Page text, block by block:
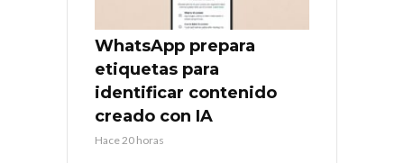
WhatsApp prepara
etiquetas para
identificar contenido
creado con IA
Hace 20 horas